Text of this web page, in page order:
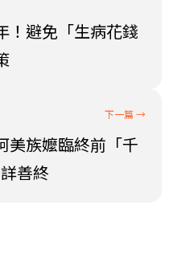
！避免「生病花錢
美族嬤臨終前「千
善終